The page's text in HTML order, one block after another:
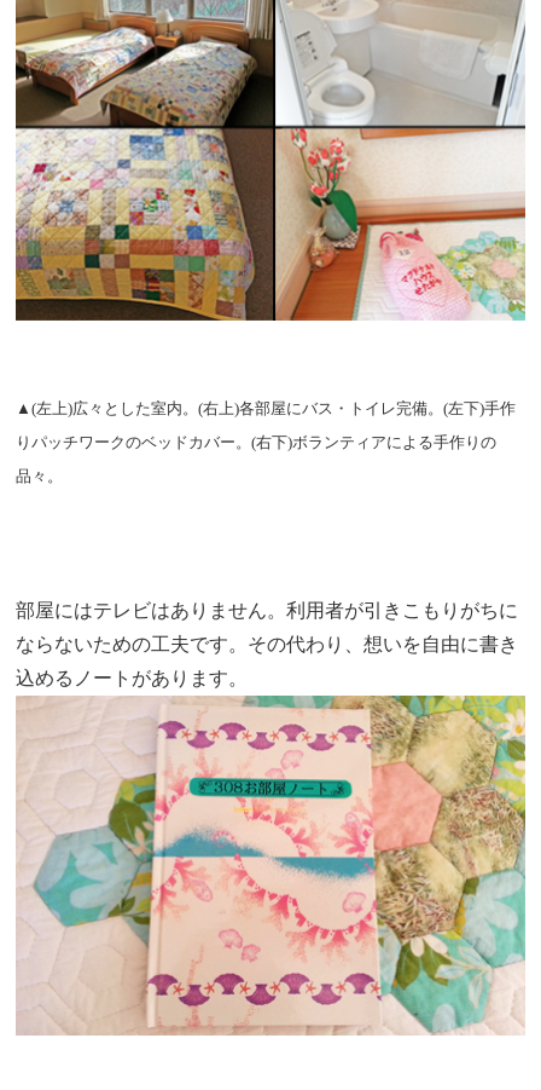
▲(左上)広々とした室内。(右上)各部屋にバス・トイレ完備。(左下)手作
りパッチワークのベッドカバー。(右下)ボランティアによる手作りの
品々。
部屋にはテレビはありません。利用者が引きこもりがちに
ならないための工夫です。その代わり、想いを自由に書き
込めるノートがあります。